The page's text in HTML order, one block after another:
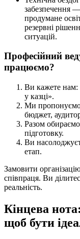
забезпечення
продумане
резервні
ситуацій.
Професійний
працюємо?
Ви кажете нам:
у казці».
Ми пропонуємо
бюджет,
Разом обираємо
підготовку.
Ви
етап.
Замовити
співпраця. Ви
реальність.
Кінцева
щоб бути